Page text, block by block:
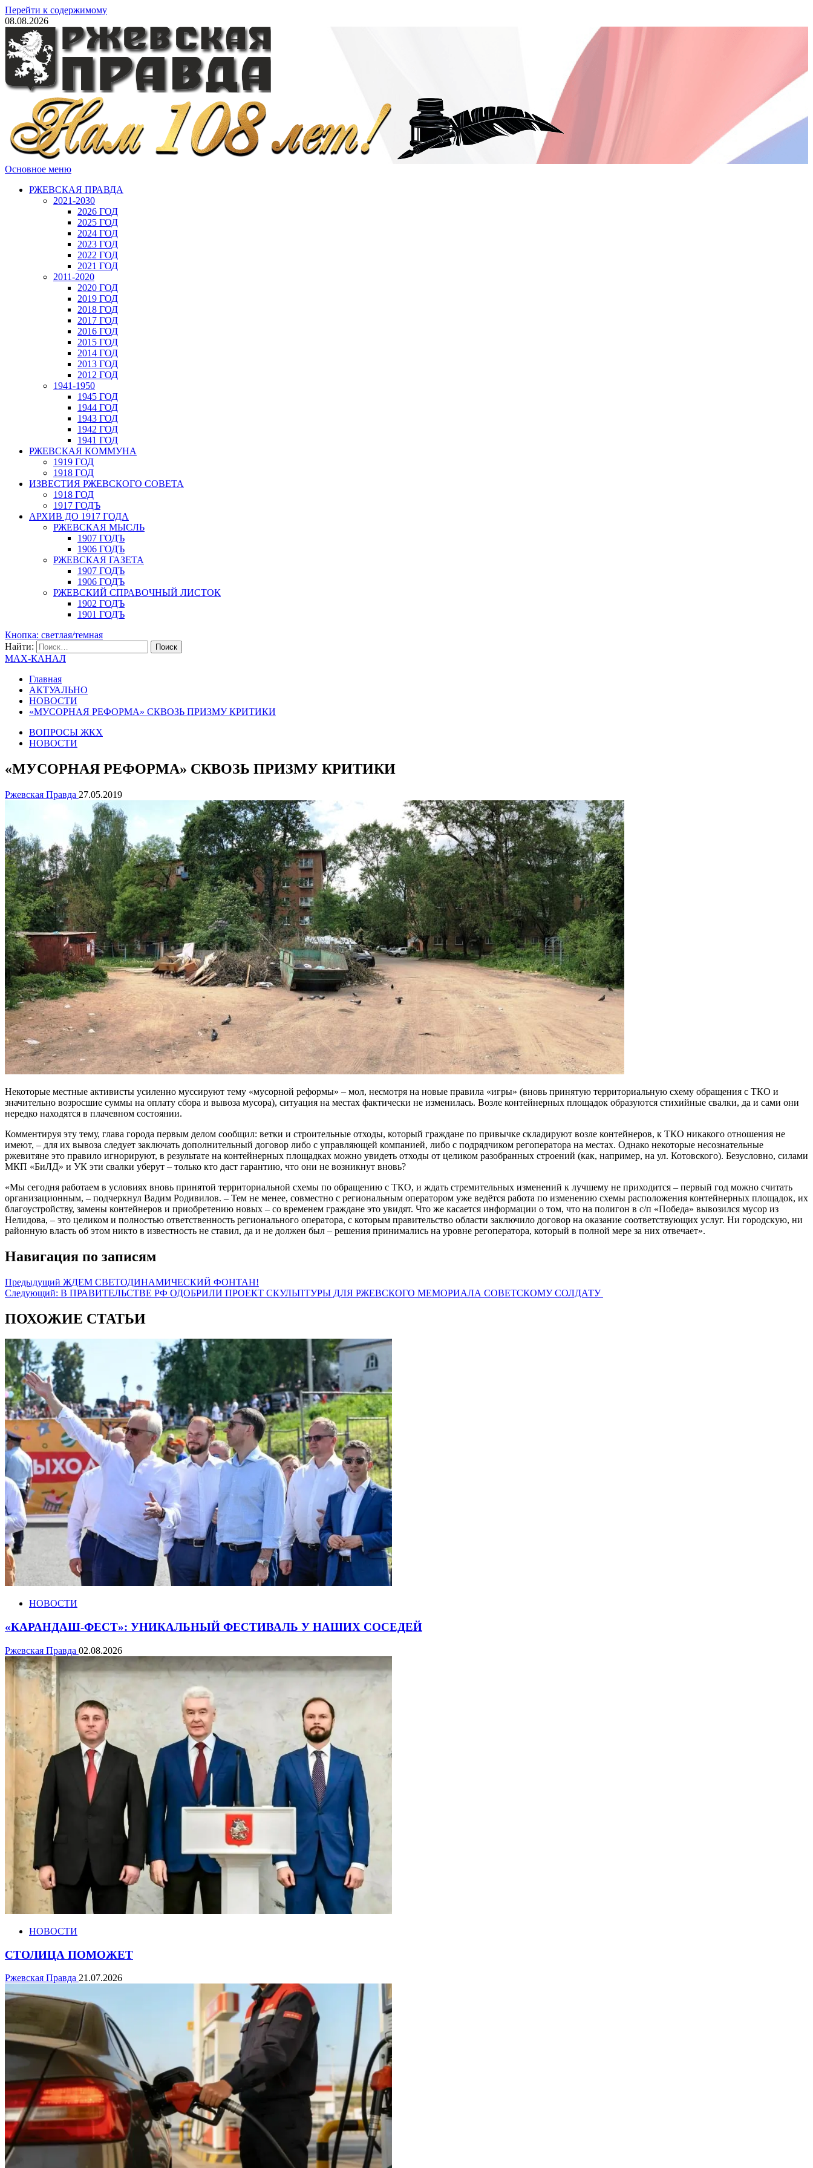
Перейти к содержимому
08.08.2026
Основное меню
РЖЕВСКАЯ ПРАВДА
2021-2030
2026 ГОД
2025 ГОД
2024 ГОД
2023 ГОД
2022 ГОД
2021 ГОД
2011-2020
2020 ГОД
2019 ГОД
2018 ГОД
2017 ГОД
2016 ГОД
2015 ГОД
2014 ГОД
2013 ГОД
2012 ГОД
1941-1950
1945 ГОД
1944 ГОД
1943 ГОД
1942 ГОД
1941 ГОД
РЖЕВСКАЯ КОММУНА
1919 ГОД
1918 ГОД
ИЗВЕСТИЯ РЖЕВСКОГО СОВЕТА
1918 ГОД
1917 ГОДЪ
АРХИВ ДО 1917 ГОДА
РЖЕВСКАЯ МЫСЛЬ
1907 ГОДЪ
1906 ГОДЪ
РЖЕВСКАЯ ГАЗЕТА
1907 ГОДЪ
1906 ГОДЪ
РЖЕВСКИЙ СПРАВОЧНЫЙ ЛИСТОК
1902 ГОДЪ
1901 ГОДЪ
Кнопка: светлая/темная
Найти:
MAX-КАНАЛ
Главная
АКТУАЛЬНО
НОВОСТИ
«МУСОРНАЯ РЕФОРМА» СКВОЗЬ ПРИЗМУ КРИТИКИ
ВОПРОСЫ ЖКХ
НОВОСТИ
«МУСОРНАЯ РЕФОРМА» СКВОЗЬ ПРИЗМУ КРИТИКИ
Ржевская Правда 27.05.2019
Некоторые местные активисты усиленно муссируют тему «мусорной реформы» – мол, несмотря на новые правила «игры» (вновь принятую территориальную схему обращения с ТКО и
значительно возросшие суммы на оплату сбора и вывоза мусора), ситуация на местах фактически не изменилась. Возле контейнерных площадок образуются стихийные свалки, да и сами они
нередко находятся в плачевном состоянии.
Комментируя эту тему, глава города первым делом сообщил: ветки и строительные отходы, который граждане по привычке складируют возле контейнеров, к ТКО никакого отношения не
имеют, – для их вывоза следует заключать дополнительный договор либо с управляющей компанией, либо с подрядчиком регоператора на местах. Однако некоторые несознательные
ржевитяне это правило игнорируют, в результате на контейнерных площадках можно увидеть отходы от целиком разобранных строений (как, например, на ул. Котовского). Безусловно, силами
МКП «БиЛД» и УК эти свалки уберут – только кто даст гарантию, что они не возникнут вновь?
«Мы сегодня работаем в условиях вновь принятой территориальной схемы по обращению с ТКО, и ждать стремительных изменений к лучшему не приходится – первый год можно считать
организационным, – подчеркнул Вадим Родивилов. – Тем не менее, совместно с региональным оператором уже ведётся работа по изменению схемы расположения контейнерных площадок, их
благоустройству, замены контейнеров и приобретению новых – со временем граждане это увидят. Что же касается информации о том, что на полигон в с/п «Победа» вывозился мусор из
Нелидова, – это целиком и полностью ответственность регионального оператора, с которым правительство области заключило договор на оказание соответствующих услуг. Ни городскую, ни
районную власть об этом никто в известность не ставил, да и не должен был – решения принимались на уровне регоператора, который в полной мере за них отвечает».
Навигация по записям
Предыдущий ЖДЕМ СВЕТОДИНАМИЧЕСКИЙ ФОНТАН!
Следующий: В ПРАВИТЕЛЬСТВЕ РФ ОДОБРИЛИ ПРОЕКТ СКУЛЬПТУРЫ ДЛЯ РЖЕВСКОГО МЕМОРИАЛА СОВЕТСКОМУ СОЛДАТУ
ПОХОЖИЕ СТАТЬИ
НОВОСТИ
«КАРАНДАШ-ФЕСТ»: УНИКАЛЬНЫЙ ФЕСТИВАЛЬ У НАШИХ СОСЕДЕЙ
Ржевская Правда 02.08.2026
НОВОСТИ
СТОЛИЦА ПОМОЖЕТ
Ржевская Правда 21.07.2026